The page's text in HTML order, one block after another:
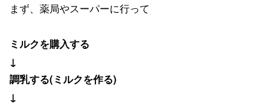
まず、薬局やスーパーに行って
ミルクを購入する
↓
調乳する(ミルクを作る)
↓